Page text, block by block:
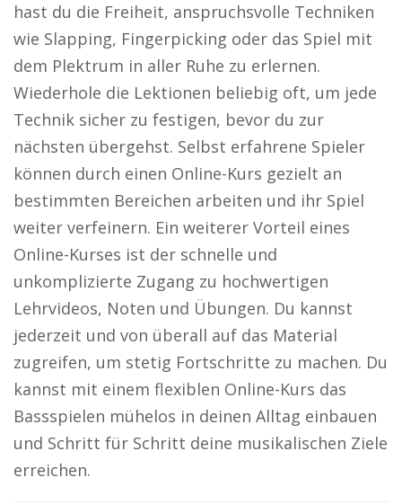
hast du die Freiheit, anspruchsvolle Techniken
wie Slapping, Fingerpicking oder das Spiel mit
dem Plektrum in aller Ruhe zu erlernen.
Wiederhole die Lektionen beliebig oft, um jede
Technik sicher zu festigen, bevor du zur
nächsten übergehst. Selbst erfahrene Spieler
können durch einen Online-Kurs gezielt an
bestimmten Bereichen arbeiten und ihr Spiel
weiter verfeinern. Ein weiterer Vorteil eines
Online-Kurses ist der schnelle und
unkomplizierte Zugang zu hochwertigen
Lehrvideos, Noten und Übungen. Du kannst
jederzeit und von überall auf das Material
zugreifen, um stetig Fortschritte zu machen. Du
kannst mit einem flexiblen Online-Kurs das
Bassspielen mühelos in deinen Alltag einbauen
und Schritt für Schritt deine musikalischen Ziele
erreichen.